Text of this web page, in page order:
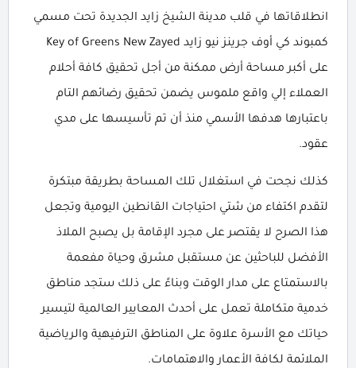
انطلاقاتها في قلب مدينة الشيخ زايد الجديدة تحت مسمي
كمبوند كي أوف جرينز نيو زايد Key of Greens New Zayed
على أكبر مساحة أرض ممكنة من أجل تحقيق كافة أحلام
العملاء إلي واقع ملموس يضمن تحقيق رضائهم التام
باعتبارها هدفها الأسمي منذ أن تم تأسيسها على مدي
عقود.
كذلك نجحت في استغلال تلك المساحة بطريقة مبتكرة
لتقدم اكتفاء من شتي احتياجات القانطين اليومية وتجعل
هذا الصرح لا يقتصر على مجرد الإقامة بل يصبح الملاذ
الأفضل للباحثين عن مستقبل مشرق وحياة مفعمة
بالاستمتاع على مدار الوقت وبناءً على ذلك ستجد مناطق
خدمية متكاملة تعمل على أحدث المعايير العالمية لتيسير
حياتك مع الأسرة علاوة على المناطق الترفيهية والرياضية
الملائمة لكافة الأعمار والاهتمامات.